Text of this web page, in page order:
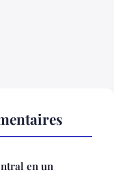
en un